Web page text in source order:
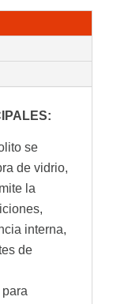
se
de vidrio,
la
interna,
de